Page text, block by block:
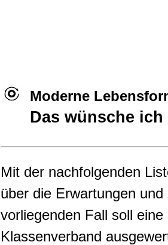
Moderne
Das wünsche
Mit der nachfolgenden
über die Erwartungen
vorliegenden Fall soll
Klassenverband